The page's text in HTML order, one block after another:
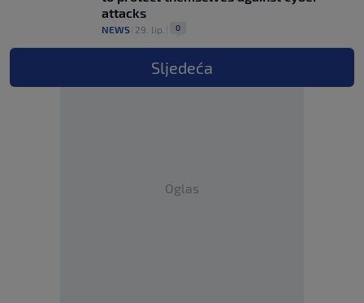
attacks
NEWS 29. lip. 0
Sljedeća
Oglas